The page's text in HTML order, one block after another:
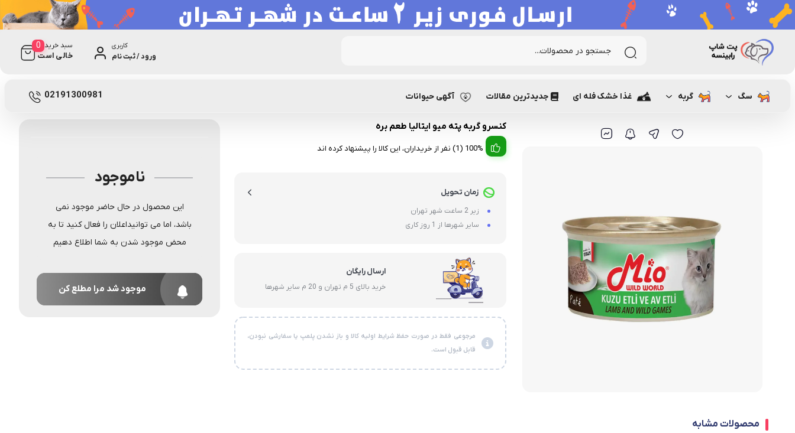
کاربری
ورود / ثبت نام
سبد خرید
خالی است
0
سگ گربه غذا خشک فله ای جدیدترین مقالات آگهی حیوانات 02191300981 رابینسه غذای گربه پوچ و کنسرو گربه کنسرو گربه کنسرو گربه پته میو ایتالیا طعم بره P-8878 1 دیدگاه
کنسرو گربه پته میو ایتالیا طعم بره
100% (1) نفر از خریداران، این کالا را پیشنهاد کرده اند
زمان تحویل
زیر 2 ساعت شهر تهران
سایر شهرها از 1 روز کاری
ارسال رایگان
خرید بالای 5 م تهران و 20 م سایر شهرها
مرجوعی فقط در صورت حفظ شرایط اولیه کالا و باز نشدن پلمپ یا سفارشی نبودن،
قابل قبول است.
ناموجود
این محصول در حال حاضر موجود نمی
باشد، اما می توانیداعلان را فعال کنید تا به
محض موجود شدن به شما اطلاع دهیم
موجود شد مرا مطلع کن
محصولات مشابه